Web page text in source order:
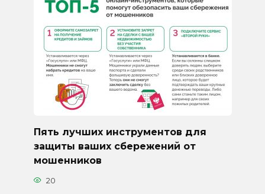
Пять лучших инструментов для
защиты ваших сбережений от
мошенников
20